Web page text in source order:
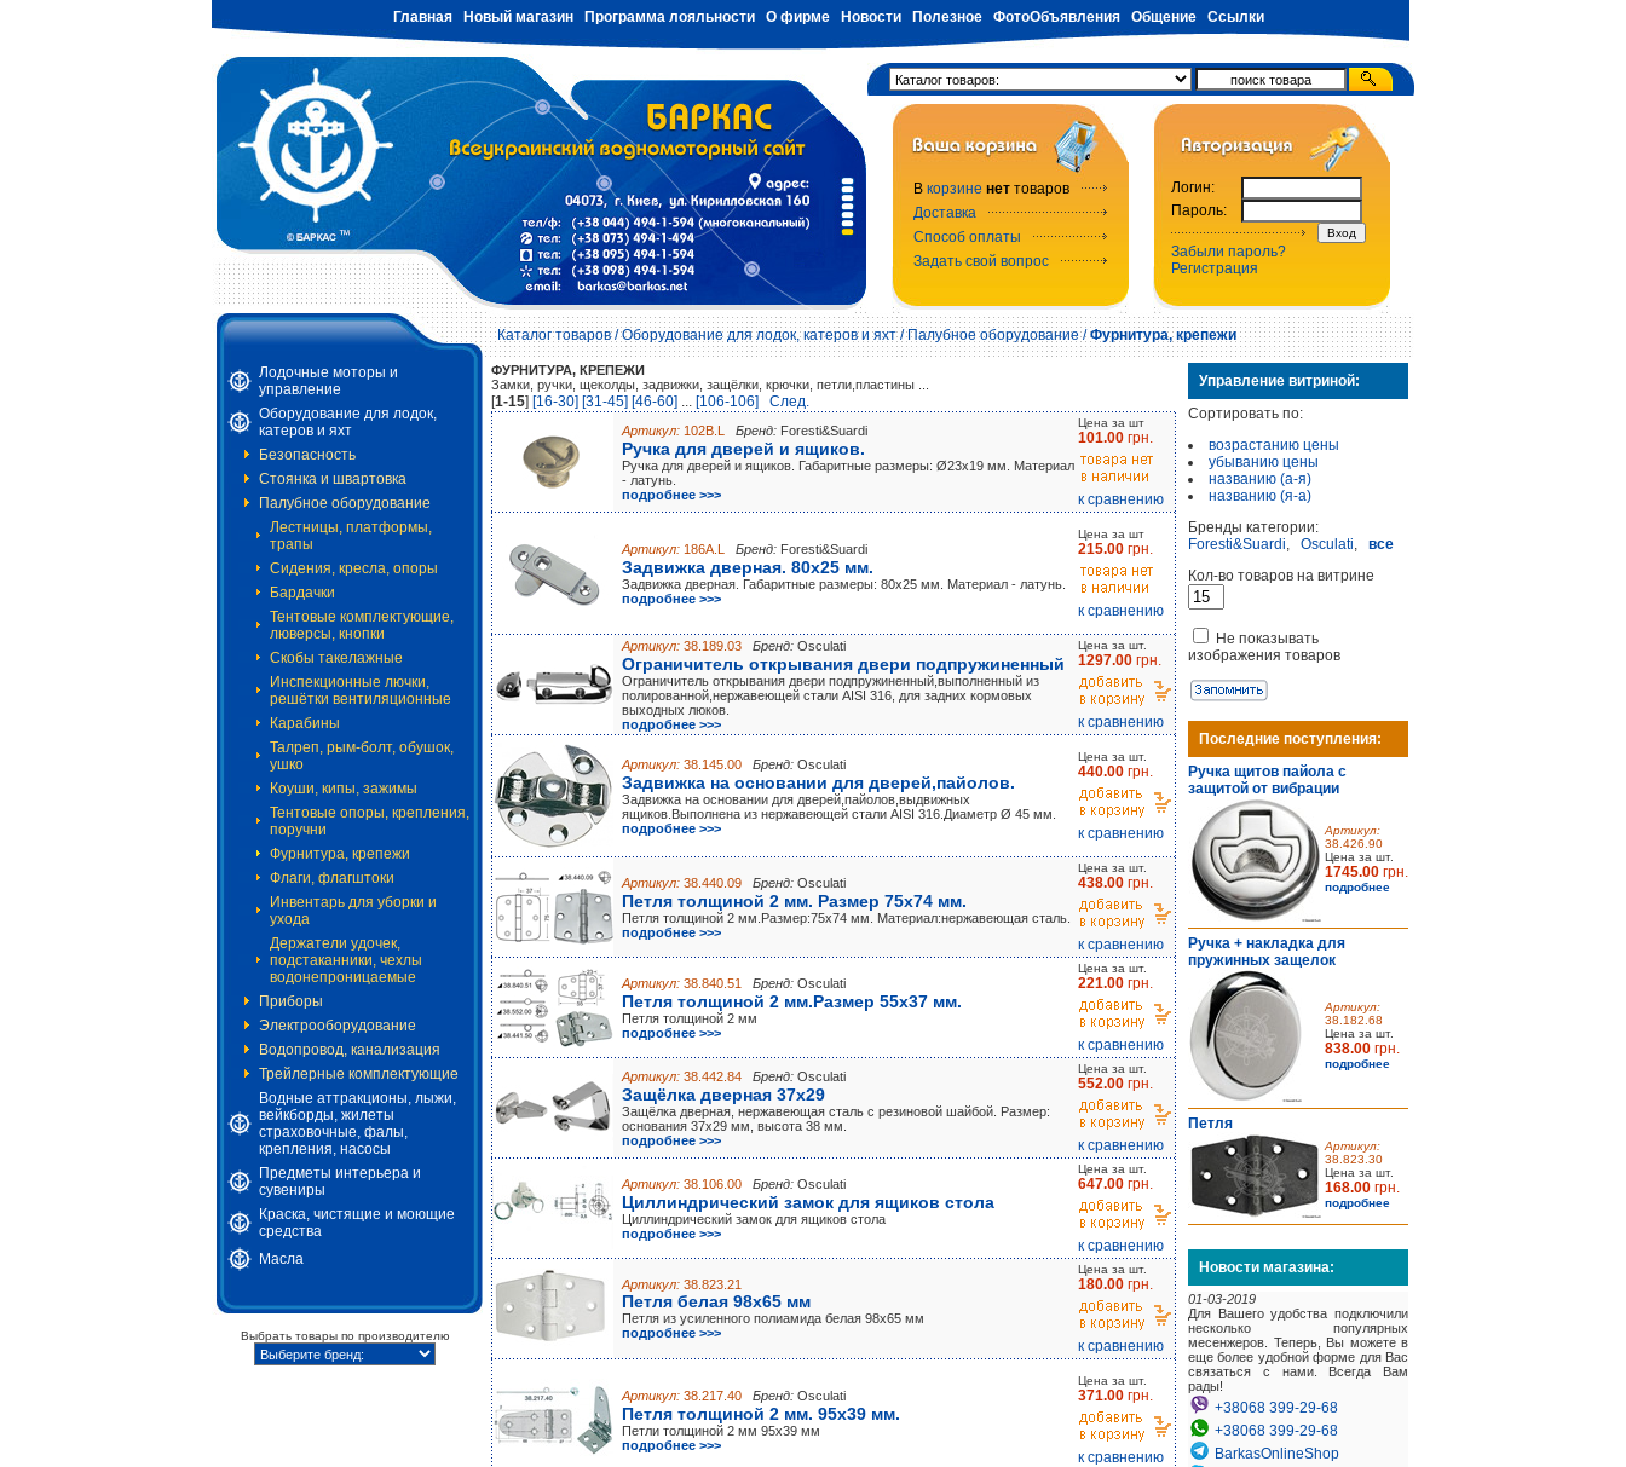
Главная Новый магазин Программа лояльности О фирме Новости Полезное ФотоОбъявления Общение Ссылки
В корзине нет товаров
Доставка
Способ оплаты
Задать свой вопрос
Логин:
Пароль:
Забыли пароль?
Регистрация
Каталог товаров/Оборудование для лодок, катеров и яхт/Палубное оборудование/Фурнитура, крепежи
Лодочные моторы и
управление
Оборудование для лодок,
катеров и яхт
Безопасность
Стоянка и швартовка
Палубное оборудование
Лестницы, платформы,
трапы
Сидения, кресла, опоры
Бардачки
Тентовые комплектующие,
люверсы, кнопки
Скобы такелажные
Инспекционные лючки,
решётки вентиляционные
Карабины
Талреп, рым-болт, обушок,
ушко
Коуши, кипы, зажимы
Тентовые опоры, крепления,
поручни
Фурнитура, крепежи
Флаги, флагштоки
Инвентарь для уборки и
ухода
Держатели удочек,
подстаканники, чехлы
водонепроницаемые
Приборы
Электрооборудование
Водопровод, канализация
Трейлерные комплектующие
Водные аттракционы, лыжи,
вейкборды, жилеты
страховочные, фалы,
крепления, насосы
Предметы интерьера и
сувениры
Краска, чистящие и моющие
средства
Масла
Выбрать товары по производителю
ФУРНИТУРА, КРЕПЕЖИ
Замки, ручки, щеколды, задвижки, защёлки, крючки, петли,пластины ...
[1-15] [16-30] [31-45] [46-60] ... [106-106] Cлед.
Артикул: 102B.L Бренд: Foresti&Suardi
Ручка для дверей и ящиков.
Ручка для дверей и ящиков. Габаритные размеры: Ø23x19 мм. Материал
- латунь.
подробнее >>>
Цена за шт
101.00 грн.
к сравнению
Артикул: 186A.L Бренд: Foresti&Suardi
Задвижка дверная. 80х25 мм.
Задвижка дверная. Габаритные размеры: 80х25 мм. Материал - латунь.
подробнее >>>
Цена за шт
215.00 грн.
к сравнению
Артикул: 38.189.03 Бренд: Osculati
Ограничитель открывания двери подпружиненный
Ограничитель открывания двери подпружиненный,выполненный из
полированной,нержавеющей стали AISI 316, для задних кормовых
выходных люков.
подробнее >>>
Цена за шт.
1297.00 грн.
к сравнению
Артикул: 38.145.00 Бренд: Osculati
Задвижка на основании для дверей,пайолов.
Задвижка на основании для дверей,пайолов,выдвижных
ящиков.Выполнена из нержавеющей стали AISI 316.Диаметр Ø 45 мм.
подробнее >>>
Цена за шт.
440.00 грн.
к сравнению
Артикул: 38.440.09 Бренд: Osculati
Петля толщиной 2 мм. Размер 75х74 мм.
Петля толщиной 2 мм.Размер:75х74 мм. Материал:нержавеющая сталь.
подробнее >>>
Цена за шт.
438.00 грн.
к сравнению
Артикул: 38.840.51 Бренд: Osculati
Петля толщиной 2 мм.Размер 55х37 мм.
Петля толщиной 2 мм
подробнее >>>
Цена за шт.
221.00 грн.
к сравнению
Артикул: 38.442.84 Бренд: Osculati
Защёлка дверная 37x29
Защёлка дверная, нержавеющая сталь с резиновой шайбой. Размер:
основания 37x29 мм, высота 38 мм.
подробнее >>>
Цена за шт.
552.00 грн.
к сравнению
Артикул: 38.106.00 Бренд: Osculati
Циллиндрический замок для ящиков стола
Циллиндрический замок для ящиков стола
подробнее >>>
Цена за шт.
647.00 грн.
к сравнению
Артикул: 38.823.21
Петля белая 98х65 мм
Петля из усиленного полиамида белая 98х65 мм
подробнее >>>
Цена за шт.
180.00 грн.
к сравнению
Артикул: 38.217.40 Бренд: Osculati
Петля толщиной 2 мм. 95х39 мм.
Петли толщиной 2 мм 95х39 мм
подробнее >>>
Цена за шт.
371.00 грн.
к сравнению
Управление витриной:
Сортировать по:
возрастанию цены
убыванию цены
названию (а-я)
названию (я-а)
Бренды категории:
Foresti&Suardi, Osculati, все
Кол-во товаров на витрине
Не показывать
изображения товаров
Последние поступления:
Ручка щитов пайола с
защитой от вибрации
Артикул:
38.426.90
Цена за шт.
1745.00 грн.
подробнее
Ручка + накладка для
пружинных защелок
Артикул:
38.182.68
Цена за шт.
838.00 грн.
подробнее
Петля
Артикул:
38.823.30
Цена за шт.
168.00 грн.
подробнее
Новости магазина:
01-03-2019
Для Вашего удобства подключили
несколько популярных
месенжеров. Теперь, Вы можете в
еще более удобной форме для Вас
связаться с нами. Всегда Вам
рады!
+38068 399-29-68
+38068 399-29-68
BarkasOnlineShop